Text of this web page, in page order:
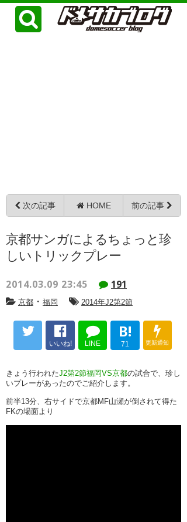
次の記事 HOME 前の記事
京都サンガによるちょっと珍
しいトリックプレー
2014.03.09 23:45 191
京都 ・ 福岡 2014年J2第2節
いいね! LINE
B!
71 更新通知
きょう行われたJ2第2節福岡VS京都の試合で、珍し
いプレーがあったのでご紹介します。
前半13分、右サイドで京都MF山瀬が倒されて得た
FKの場面より